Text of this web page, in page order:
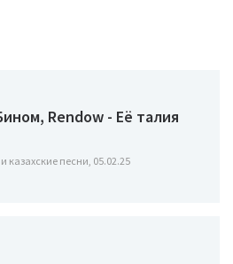
Rendow - Её талия
казахские песни, 05.02.25